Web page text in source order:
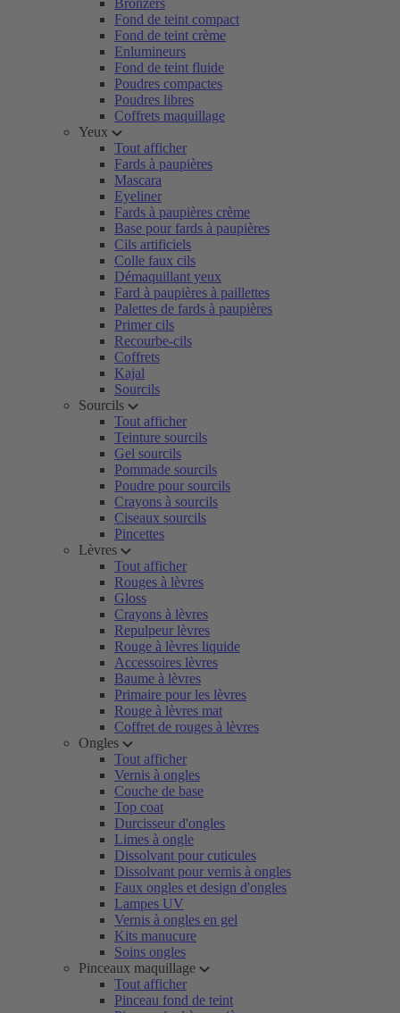
Bronzers
Fond de teint compact
Fond de teint crème
Enlumineurs
Fond de teint fluide
Poudres compactes
Poudres libres
Coffrets maquillage
Yeux
Tout afficher
Fards à paupières
Mascara
Eyeliner
Fards à paupières crème
Base pour fards à paupières
Cils artificiels
Colle faux cils
Démaquillant yeux
Fard à paupières à paillettes
Palettes de fards à paupières
Primer cils
Recourbe-cils
Coffrets
Kajal
Sourcils
Sourcils
Tout afficher
Teinture sourcils
Gel sourcils
Pommade sourcils
Poudre pour sourcils
Crayons à sourcils
Ciseaux sourcils
Pincettes
Lèvres
Tout afficher
Rouges à lèvres
Gloss
Crayons à lèvres
Repulpeur lèvres
Rouge à lèvres liquide
Accessoires lèvres
Baume à lèvres
Primaire pour les lèvres
Rouge à lèvres mat
Coffret de rouges à lèvres
Ongles
Tout afficher
Vernis à ongles
Couche de base
Top coat
Durcisseur d'ongles
Limes à ongle
Dissolvant pour cuticules
Dissolvant pour vernis à ongles
Faux ongles et design d'ongles
Lampes UV
Vernis à ongles en gel
Kits manucure
Soins ongles
Pinceaux maquillage
Tout afficher
Pinceau fond de teint